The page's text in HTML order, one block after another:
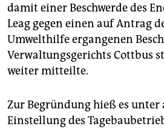
abo
genossenschaft
epaper login
damit einer Beschwerde des
Leag gegen einen auf Antrag
Umwelthilfe ergangenen
Verwaltungsgerichts Cottbus
weiter mitteilte.
Zur Begründung hieß es unter
Einstellung des